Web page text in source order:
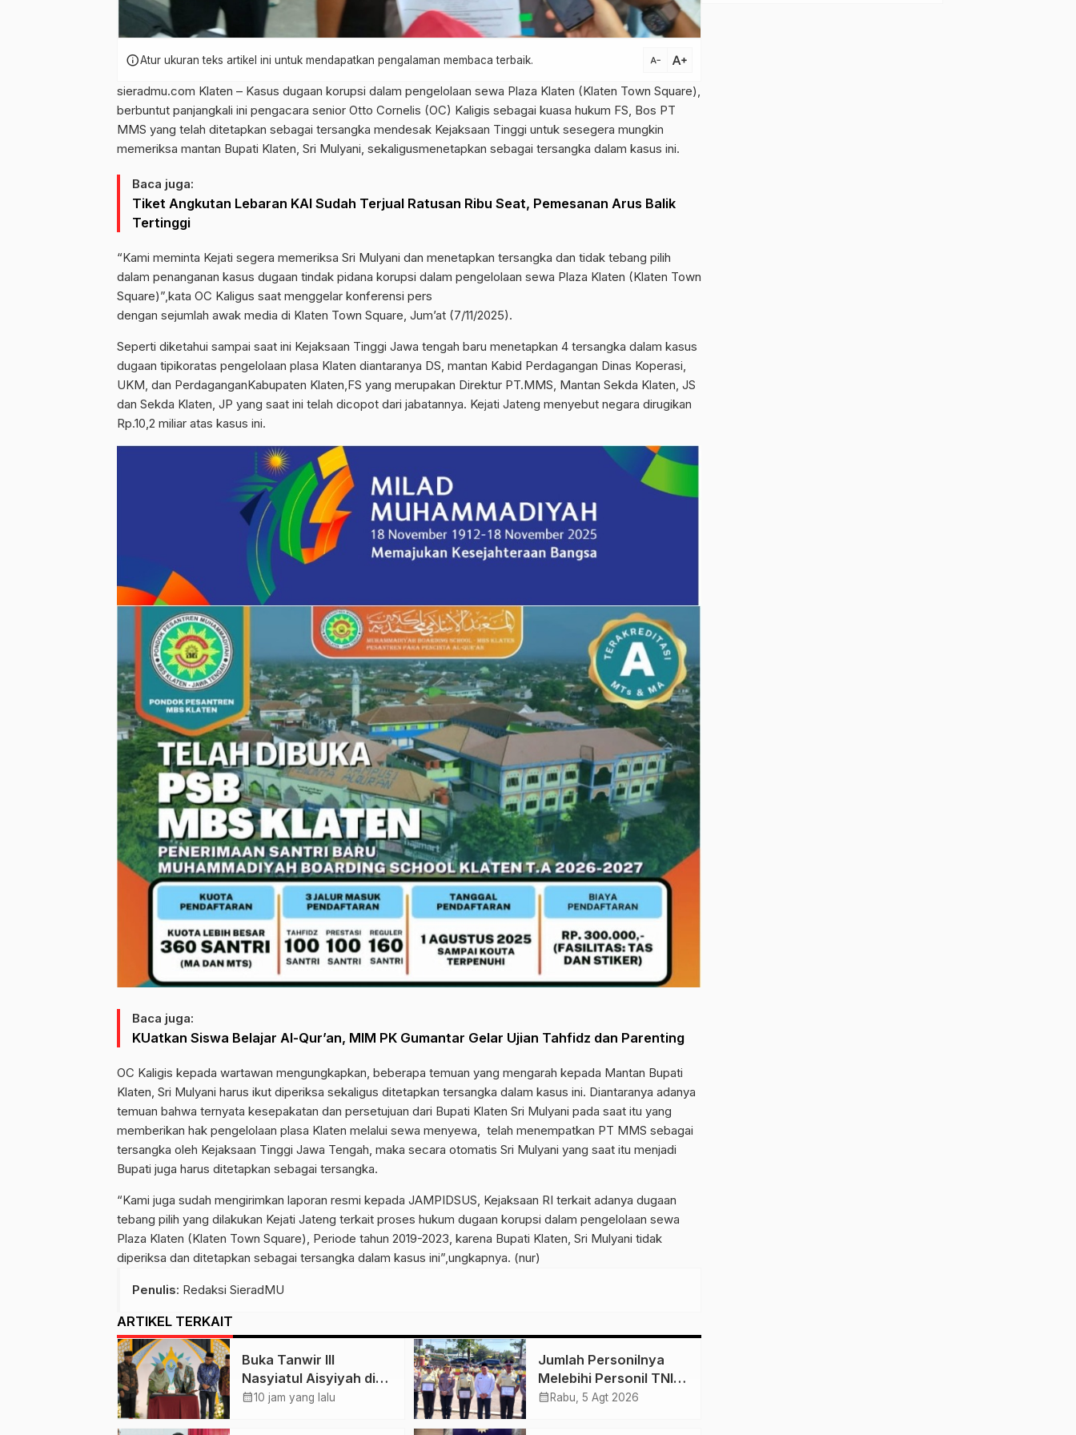
infoAtur ukuran teks artikel ini untuk mendapatkan pengalaman membaca terbaik. text_decrease text_increase
sieradmu.com Klaten – Kasus dugaan korupsi dalam pengelolaan sewa Plaza Klaten (Klaten Town Square),
berbuntut panjangkali ini pengacara senior Otto Cornelis (OC) Kaligis sebagai kuasa hukum FS, Bos PT
MMS yang telah ditetapkan sebagai tersangka mendesak Kejaksaan Tinggi untuk sesegera mungkin
memeriksa mantan Bupati Klaten, Sri Mulyani, sekaligusmenetapkan sebagai tersangka dalam kasus ini.
Baca juga:
Tiket Angkutan Lebaran KAI Sudah Terjual Ratusan Ribu Seat, Pemesanan Arus Balik
Tertinggi
“Kami meminta Kejati segera memeriksa Sri Mulyani dan menetapkan tersangka dan tidak tebang pilih
dalam penanganan kasus dugaan tindak pidana korupsi dalam pengelolaan sewa Plaza Klaten (Klaten Town
Square)”,kata OC Kaligus saat menggelar konferensi pers
dengan sejumlah awak media di Klaten Town Square, Jum’at (7/11/2025).
Seperti diketahui sampai saat ini Kejaksaan Tinggi Jawa tengah baru menetapkan 4 tersangka dalam kasus
dugaan tipikoratas pengelolaan plasa Klaten diantaranya DS, mantan Kabid Perdagangan Dinas Koperasi,
UKM, dan PerdaganganKabupaten Klaten,FS yang merupakan Direktur PT.MMS, Mantan Sekda Klaten, JS
dan Sekda Klaten, JP yang saat ini telah dicopot dari jabatannya. Kejati Jateng menyebut negara dirugikan
Rp.10,2 miliar atas kasus ini.
Baca juga:
KUatkan Siswa Belajar Al-Qur’an, MIM PK Gumantar Gelar Ujian Tahfidz dan Parenting
OC Kaligis kepada wartawan mengungkapkan, beberapa temuan yang mengarah kepada Mantan Bupati
Klaten, Sri Mulyani harus ikut diperiksa sekaligus ditetapkan tersangka dalam kasus ini. Diantaranya adanya
temuan bahwa ternyata kesepakatan dan persetujuan dari Bupati Klaten Sri Mulyani pada saat itu yang
memberikan hak pengelolaan plasa Klaten melalui sewa menyewa, telah menempatkan PT MMS sebagai
tersangka oleh Kejaksaan Tinggi Jawa Tengah, maka secara otomatis Sri Mulyani yang saat itu menjadi
Bupati juga harus ditetapkan sebagai tersangka.
“Kami juga sudah mengirimkan laporan resmi kepada JAMPIDSUS, Kejaksaan RI terkait adanya dugaan
tebang pilih yang dilakukan Kejati Jateng terkait proses hukum dugaan korupsi dalam pengelolaan sewa
Plaza Klaten (Klaten Town Square), Periode tahun 2019-2023, karena Bupati Klaten, Sri Mulyani tidak
diperiksa dan ditetapkan sebagai tersangka dalam kasus ini”,ungkapnya. (nur)
Penulis: Redaksi SieradMU
ARTIKEL TERKAIT
Buka Tanwir III
Nasyiatul Aisyiyah di
Solo, Agung Danarto
calendar_month10 jam yang lalu
Jumlah Personilnya
Melebihi Personil TNI-
Polri, Dirut PT Garda
calendar_month Rabu, 5 Agt 2026